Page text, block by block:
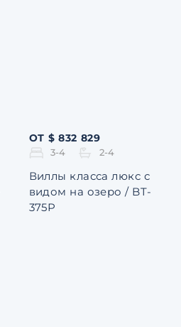
ОТ $ 832 829
3-4 2-4
Виллы класса люкс с
видом на озеро / BT-
375P